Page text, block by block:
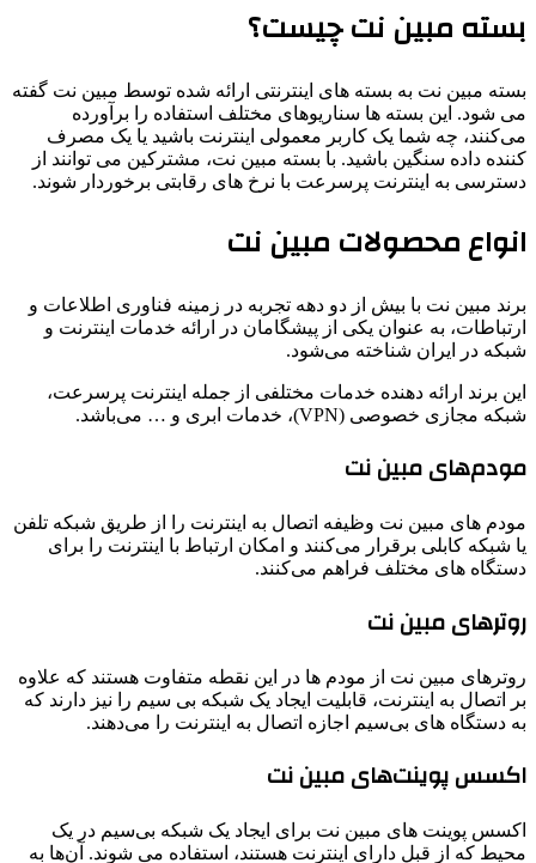
بسته مبین نت چیست؟
بسته مبین نت به بسته های اینترنتی ارائه شده توسط مبین نت گفته
می شود. این بسته ‌ها سناریوهای مختلف استفاده را برآورده
می‌کنند، چه شما یک کاربر معمولی اینترنت باشید یا یک مصرف‌
کننده داده سنگین باشید. با بسته مبین نت، مشترکین می توانند از
دسترسی به اینترنت پرسرعت با نرخ های رقابتی برخوردار شوند.
انواع محصولات مبین نت
برند مبین نت با بیش از دو دهه تجربه در زمینه فناوری اطلاعات و
ارتباطات، به عنوان یکی از پیشگامان در ارائه خدمات اینترنت و
شبکه در ایران شناخته می‌شود.
این برند ارائه دهنده خدمات مختلفی از جمله اینترنت پرسرعت،
شبکه مجازی خصوصی (VPN)، خدمات ابری و … می‌باشد.
مودم‌های مبین نت
مودم ‌های مبین نت وظیفه اتصال به اینترنت را از طریق شبکه تلفن
یا شبکه کابلی برقرار می‌کنند و امکان ارتباط با اینترنت را برای
دستگاه‌ های مختلف فراهم می‌کنند.
روترهای مبین نت
روترهای مبین نت از مودم ‌ها در این نقطه متفاوت هستند که علاوه
بر اتصال به اینترنت، قابلیت ایجاد یک شبکه بی ‌سیم را نیز دارند که
به دستگاه ‌های بی‌سیم اجازه اتصال به اینترنت را می‌دهند.
اکسس پوینت‌های مبین نت
اکسس پوینت‌ های مبین نت برای ایجاد یک شبکه بی‌سیم در یک
محیط که از قبل دارای اینترنت هستند، استفاده می شوند. آن‌ها به